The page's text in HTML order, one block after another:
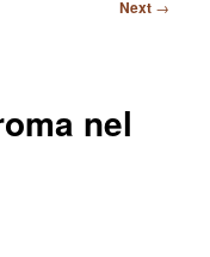
Next →
nel